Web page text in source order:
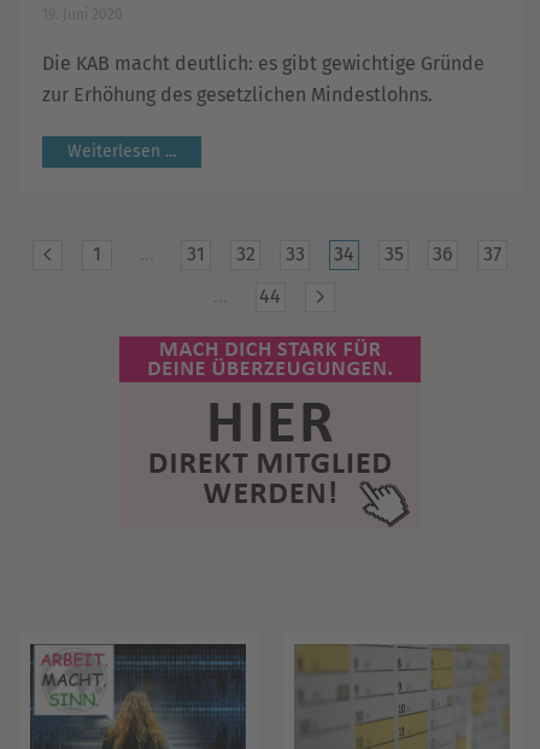
Die KAB macht deutlich: es gibt gewichtige Gründe
zur Erhöhung des gesetzlichen Mindestlohns.
Weiterlesen ...
1 31 32 33 34 35 36
37
44